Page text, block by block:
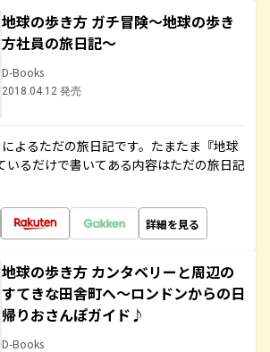
地球の歩き方 ガチ冒険～地球の歩き
方社員の旅日記～
D-Books
2018.04.12 発売
よるただの旅日記です。たまたま『地球
いるだけで書いてある内容はただの旅日記
詳細を見る
地球の歩き方 カンタベリーと周辺の
すてきな田舎町へ～ロンドンからの日
帰りおさんぽガイド♪
D-Books